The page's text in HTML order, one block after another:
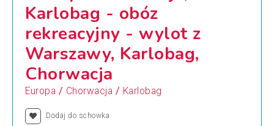
Karlobag - obóz
rekreacyjny - wylot z
Warszawy, Karlobag,
Chorwacja
Europa / Chorwacja / Karlobag
Dodaj do schowka